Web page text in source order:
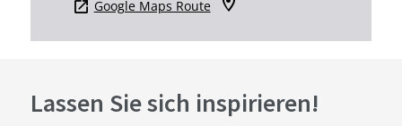
Google Maps Route
Lassen Sie sich inspirieren!